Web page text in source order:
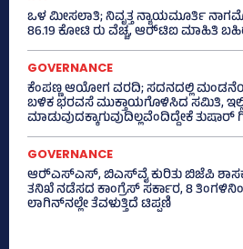
ಒಳ ಮೀಸಲಾತಿ; ನಿವೃತ್ತ ನ್ಯಾಯಮೂರ್ತಿ
86.19 ಕೋಟಿ ರು ವೆಚ್ಚ, ಆರ್‍‌ಟಿಐ ಮಾಹಿತಿ
GOVERNANCE
ಕೆಂಪಣ್ಣ ಆಯೋಗ ವರದಿ; ಸದನದಲ್ಲಿ
ಬಳಿಕ ಭರವಸೆ ಮುಕ್ತಾಯಗೊಳಿಸಿದ ಸಮಿತಿ,
ಮಾಡುವುದಕ್ಕಾಗುವುದಿಲ್ಲವೆಂದಿದ್ದೇಕೆ
GOVERNANCE
ಆರ್‍‌ಎಸ್‌ಎಸ್‌, ಬಿಎಸ್‌ವೈ ಕುರಿತು ಬಿಜೆಪಿ
ತನಿಖೆ ನಡೆಸದ ಕಾಂಗ್ರೆಸ್‌ ಸರ್ಕಾರ, 8
ಲಾಗಿನ್‌ನಲ್ಲೇ ತೆವಳುತ್ತಿದೆ ಟಿಪ್ಪಣಿ